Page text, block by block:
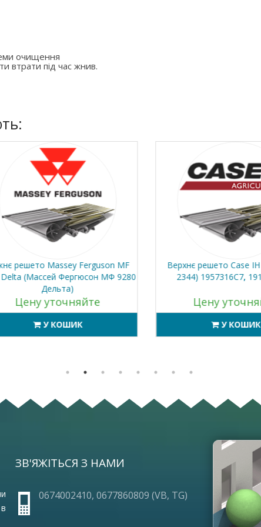
очищення
втрати під час жнив.
Massey Ferguson MF
(Массей Фергюсон МФ 9280
Дельта)
Цену уточняйте
У КОШИК
Верхнє решето Case IH
2344) 1957316C7, 1910 *
Цену уточняйте
У КОШИК
ЗВ'ЯЖІТЬСЯ З НАМИ
0674002410, 0677860809 (VB, TG)
ПРО